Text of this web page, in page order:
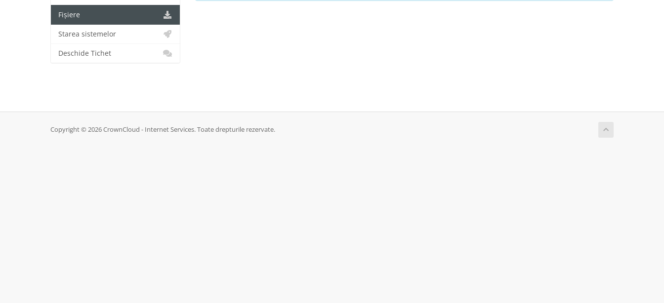
Fișiere
Starea sistemelor
Deschide Tichet
Copyright © 2026 CrownCloud - Internet Services. Toate drepturile rezervate.